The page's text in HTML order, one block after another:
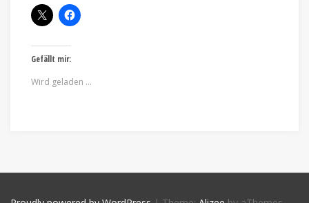
Gefällt mir:
Wird geladen …